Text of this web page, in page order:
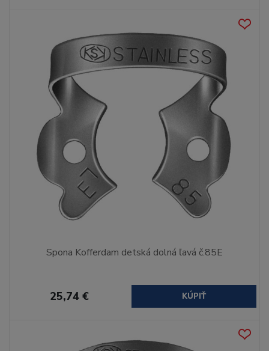
Spona Kofferdam detská dolná ľavá č.85E
25,74 € KÚPIŤ